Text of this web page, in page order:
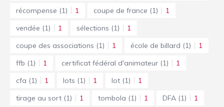
récompense (1) 1 coupe de france (1)
1
vendée (1) 1 sélections (1)
1
coupe des associations (1) 1 école de billard (1)
1
ffb (1) 1 certificat fédéral d'animateur (1)
1
cfa (1) 1 lots (1) 1 lot (1)
1
tirage au sort (1) 1 tombola (1) 1 DFA (1) 1